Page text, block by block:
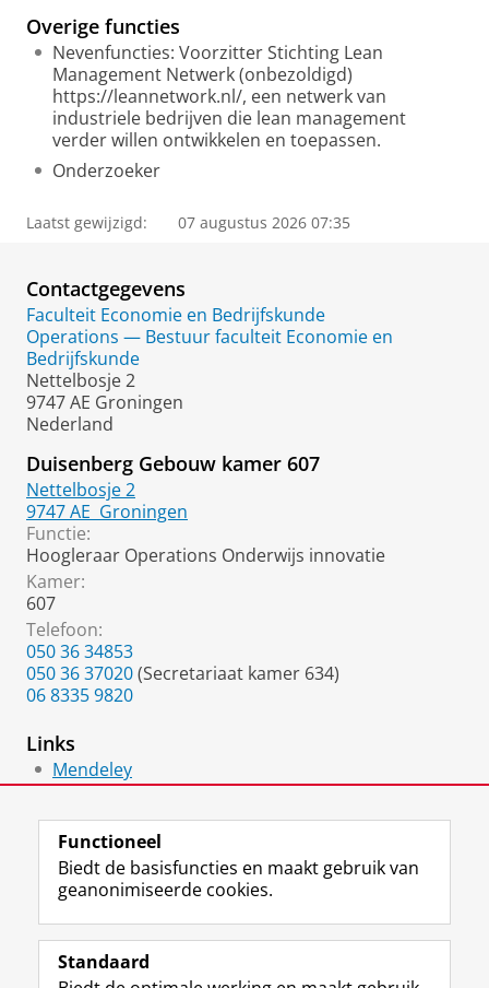
Overige functies
Nevenfuncties: Voorzitter Stichting Lean
Management Netwerk (onbezoldigd)
https://leannetwork.nl/, een netwerk van
industriele bedrijven die lean management
verder willen ontwikkelen en toepassen.
Onderzoeker
Laatst gewijzigd: 07 augustus 2026 07:35
Contactgegevens
Faculteit Economie en Bedrijfskunde
Operations — Bestuur faculteit Economie en
Bedrijfskunde
Nettelbosje 2
9747 AE Groningen
Nederland
Duisenberg Gebouw kamer 607
Nettelbosje 2
9747 AE Groningen
Functie:
Hoogleraar Operations Onderwijs innovatie
Kamer:
607
Telefoon:
050 36 34853
050 36 37020(Secretariaat kamer 634)
06 8335 9820
Links
Mendeley
Volg de RUG
F
a
L
i
R
S
I
n
Y
o
Functioneel
Biedt de basisfuncties en maakt gebruik van
geanonimiseerde cookies.
Standaard